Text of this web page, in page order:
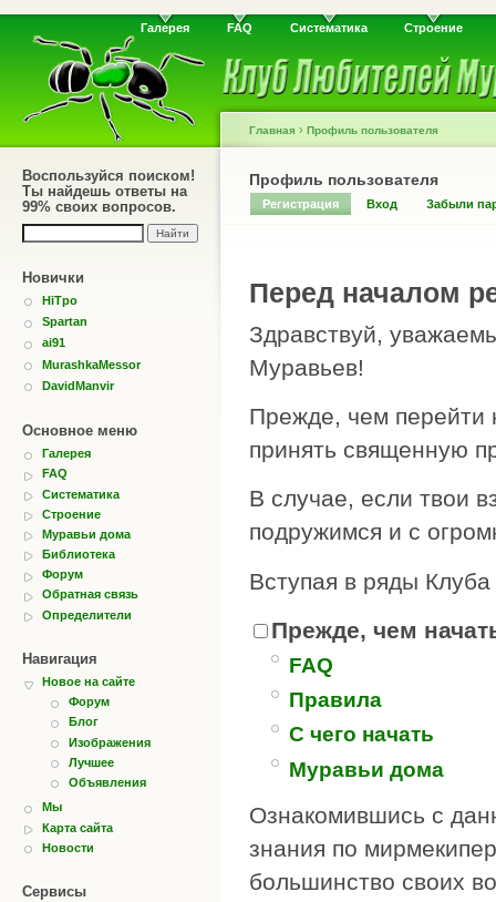
Галерея FAQ Систематика Строение
Воспользуйся поиском!
Ты найдешь ответы на
99% своих вопросов.
Новички
HiTpo
Spartan
ai91
MurashkaMessor
DavidManvir
Основное меню
Галерея
FAQ
Систематика
Строение
Муравьи дома
Библиотека
Форум
Обратная связь
Определители
Навигация
Новое на сайте
Форум
Блог
Изображения
Лучшее
Объявления
Мы
Карта сайта
Новости
Сервисы
Главная › Профиль пользователя
Профиль пользователя
Регистрация Вход Забыли
Перед началом
Здравствуй,
Муравьев!
Прежде, чем перейти
принять священную
В случае, если твои
подружимся и с
Вступая в ряды
Прежде, чем
FAQ
Правила
С чего начать
Муравьи дома
Ознакомившись с
знания по
большинство своих